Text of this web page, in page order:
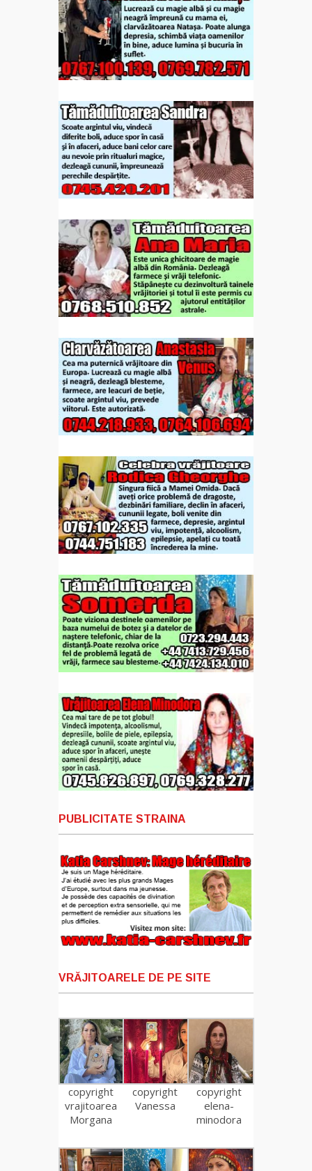
PUBLICITATE STRAINA
VRĂJITOARELE DE PE SITE
copyright
vrajitoarea
Morgana
copyright
Vanessa
copyright
elena-
minodora